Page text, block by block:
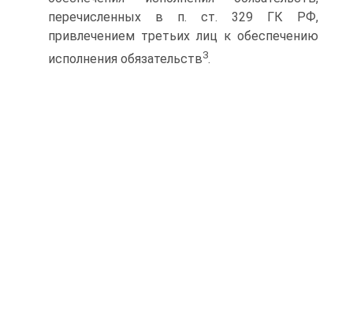
перечисленных в п. ст. 329 ГК РФ,
привлечением третьих лиц к обеспечению
исполнения обязательств3.